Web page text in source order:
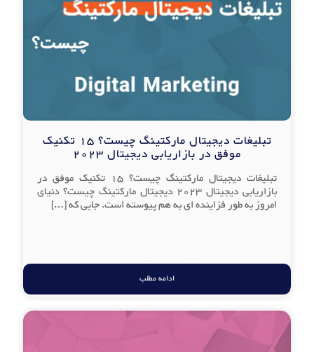
تبلیغات دیجیتال مارکتینگ چیست؟ 15 تکنیک
موفق در بازاریابی دیجیتال 2023
تبلیغات دیجیتال مارکتینگ چیست؟ 15 تکنیک موفق در
بازاریابی دیجیتال 2023 دیجیتال مارکتینگ چیست؟ دنیای
امروز به طور فزاینده ای به هم پیوسته است. جایی که[…]
ادامه مطلب